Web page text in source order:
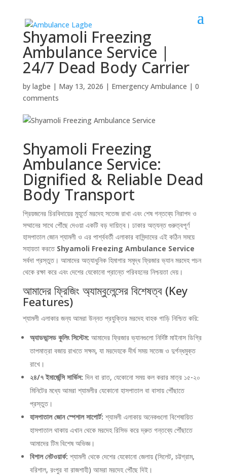
Shyamoli Freezing
Ambulance Service |
24/7 Dead Body Carrier
by lagbe | May 13, 2026 | Emergency Ambulance | 0
comments
Shyamoli Freezing
Ambulance Service:
Dignified & Reliable Dead
Body Transport
প্রিয়জনের চিরবিদায়ের মুহূর্তে মরদেহ সতেজ রাখা এবং শেষ গন্তব্যে নিরাপদ ও
সম্মানের সাথে পৌঁছে দেওয়া একটি বড় দায়িত্ব। ঢাকার অত্যন্ত গুরুত্বপূর্ণ
হাসপাতাল জোন শ্যামলী ও এর পার্শ্ববর্তী এলাকার বাসিন্দাদের এই কঠিন সময়ে
সহায়তা করতে Shyamoli Freezing Ambulance Service
সর্বদা প্রস্তুত। আমাদের অত্যাধুনিক হিমাগার সমৃদ্ধ ফ্রিজার ভ্যান মরদেহ পচন
থেকে রক্ষা করে এবং দেশের যেকোনো প্রান্তে পরিবহনের নিশ্চয়তা দেয়।
আমাদের ফ্রিজিং অ্যাম্বুলেন্সের বিশেষত্ব (Key
Features)
শ্যামলী এলাকার জন্য আমরা উন্নত প্রযুক্তির মরদেহ বাহক গাড়ি নিশ্চিত করি:
অ্যাডভান্সড কুলিং সিস্টেম: আমাদের ফ্রিজার ভ্যানগুলো নির্দিষ্ট মাইনাস ডিগ্রি
তাপমাত্রা বজায় রাখতে সক্ষম, যা মরদেহকে দীর্ঘ সময় সতেজ ও দুর্গন্ধমুক্ত
রাখে।
২৪/৭ ইমার্জেন্সি সার্ভিস: দিন বা রাত, যেকোনো সময় কল করার মাত্র ১৫-২০
মিনিটের মধ্যে আমরা শ্যামলীর যেকোনো হাসপাতাল বা বাসায় পৌঁছাতে
প্রস্তুত।
হাসপাতাল জোন স্পেশাল সাপোর্ট: শ্যামলী এলাকায় অনেকগুলো বিশেষায়িত
হাসপাতাল থাকায় এখান থেকে মরদেহ রিসিভ করে দ্রুত গন্তব্যে পৌঁছাতে
আমাদের টিম বিশেষ অভিজ্ঞ।
বিশাল নেটওয়ার্ক: শ্যামলী থেকে দেশের যেকোনো জেলায় (সিলেট, চট্টগ্রাম,
বরিশাল, রংপুর বা রাজশাহী) আমরা মরদেহ পৌঁছে দিই।